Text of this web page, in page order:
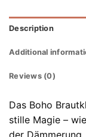
Description
Additional
Reviews (0)
Das Boho
stille Magie –